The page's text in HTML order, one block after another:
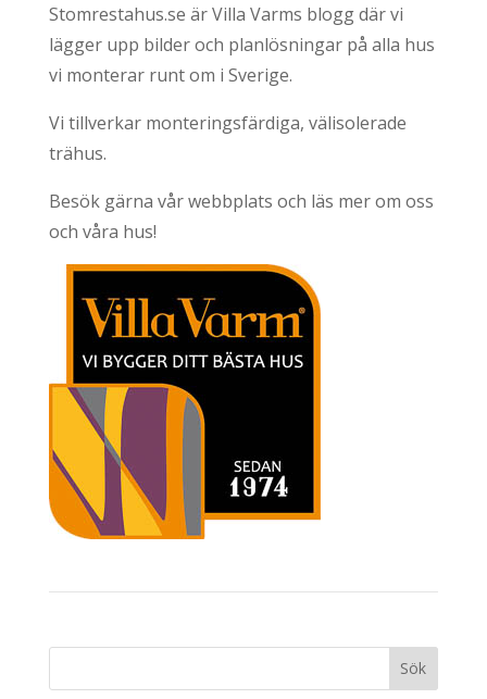
Stomrestahus.se är Villa Varms blogg där vi
lägger upp bilder och planlösningar på alla hus
vi monterar runt om i Sverige.
Vi tillverkar monteringsfärdiga, välisolerade
trähus.
Besök gärna vår webbplats och läs mer om oss
och våra hus!